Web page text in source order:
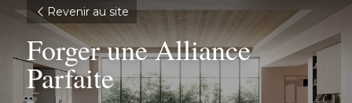
Revenir au site
Forger une Alliance
Parfaite